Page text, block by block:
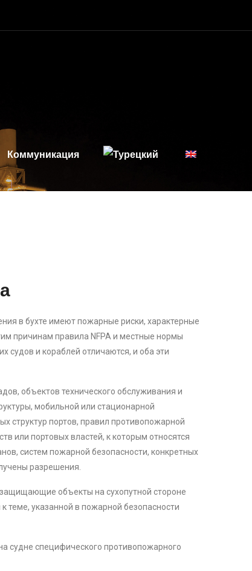
Коммуникация
в бухте имеют пожарные риски, характерные
причинам правила NFPA и местные нормы
судов и кораблей отличаются, и оба эти
объектов технического обслуживания и
мобильной или стационарной
структур портов, правил противопожарной
или портовых властей, к которым относятся
систем пожарной безопасности, конкретных
разрешения.
объекты на сухопутной стороне
теме, указанной в пожарной безопасности
судне специфического противопожарного